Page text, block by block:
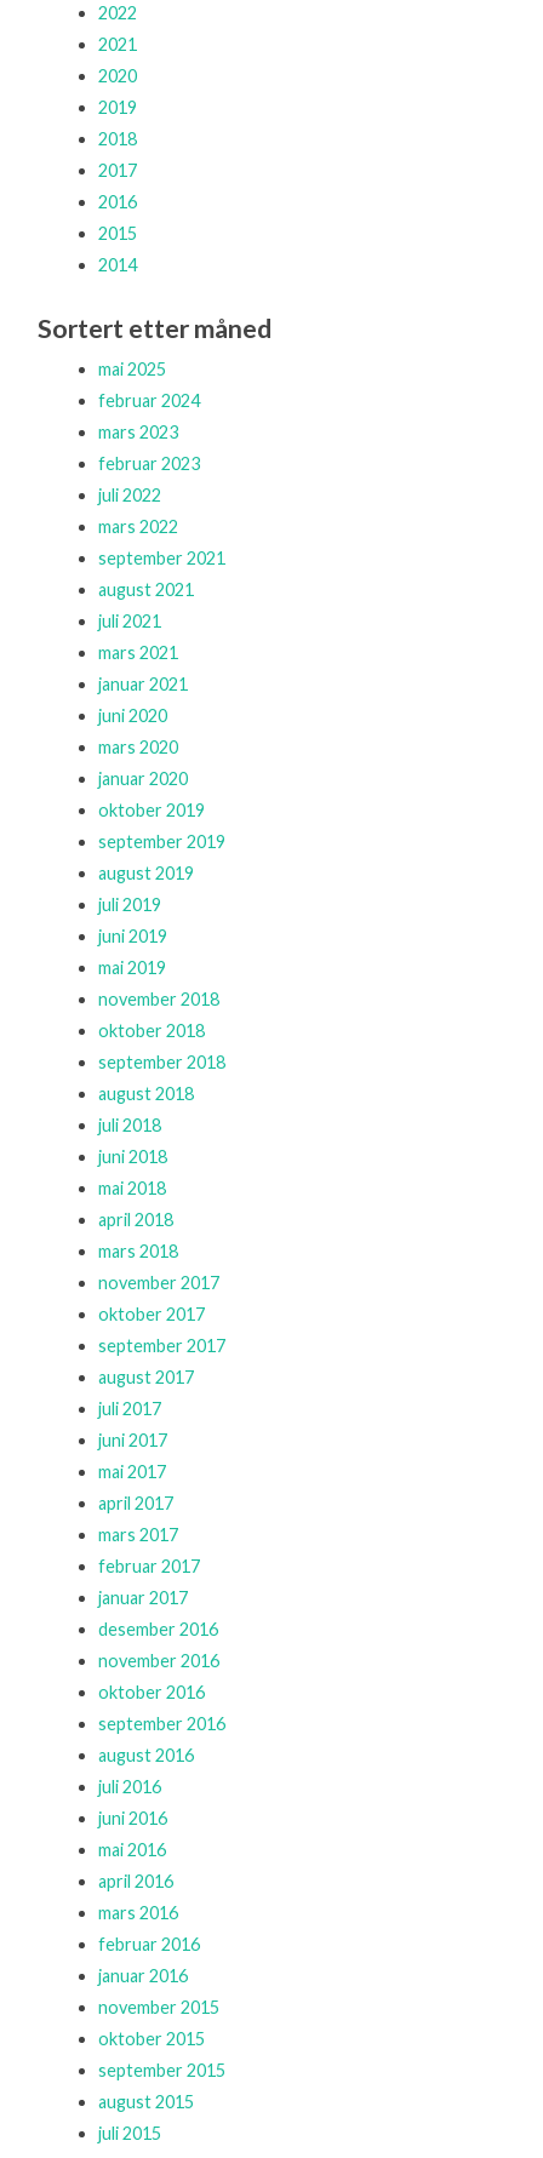
2022
2021
2020
2019
2018
2017
2016
2015
2014
Sortert etter måned
mai 2025
februar 2024
mars 2023
februar 2023
juli 2022
mars 2022
september 2021
august 2021
juli 2021
mars 2021
januar 2021
juni 2020
mars 2020
januar 2020
oktober 2019
september 2019
august 2019
juli 2019
juni 2019
mai 2019
november 2018
oktober 2018
september 2018
august 2018
juli 2018
juni 2018
mai 2018
april 2018
mars 2018
november 2017
oktober 2017
september 2017
august 2017
juli 2017
juni 2017
mai 2017
april 2017
mars 2017
februar 2017
januar 2017
desember 2016
november 2016
oktober 2016
september 2016
august 2016
juli 2016
juni 2016
mai 2016
april 2016
mars 2016
februar 2016
januar 2016
november 2015
oktober 2015
september 2015
august 2015
juli 2015